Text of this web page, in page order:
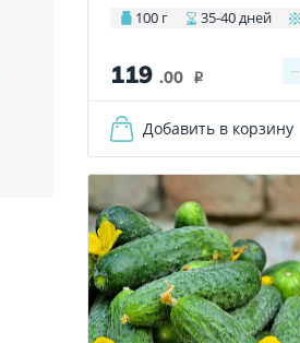
100 г 35-40 дней
119 .00 i −
Добавить в корзину